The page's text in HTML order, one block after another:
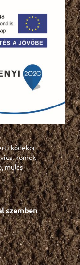
kődekor
homok
mulcs
szemben